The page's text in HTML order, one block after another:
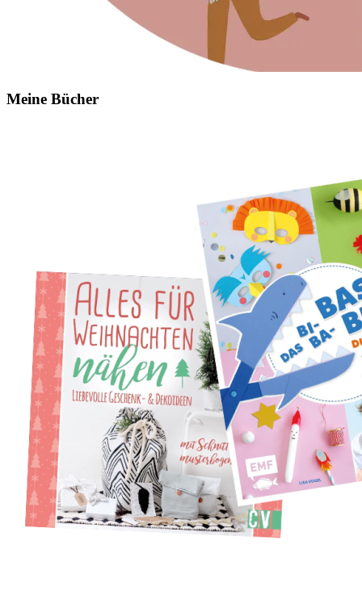
Meine Bücher